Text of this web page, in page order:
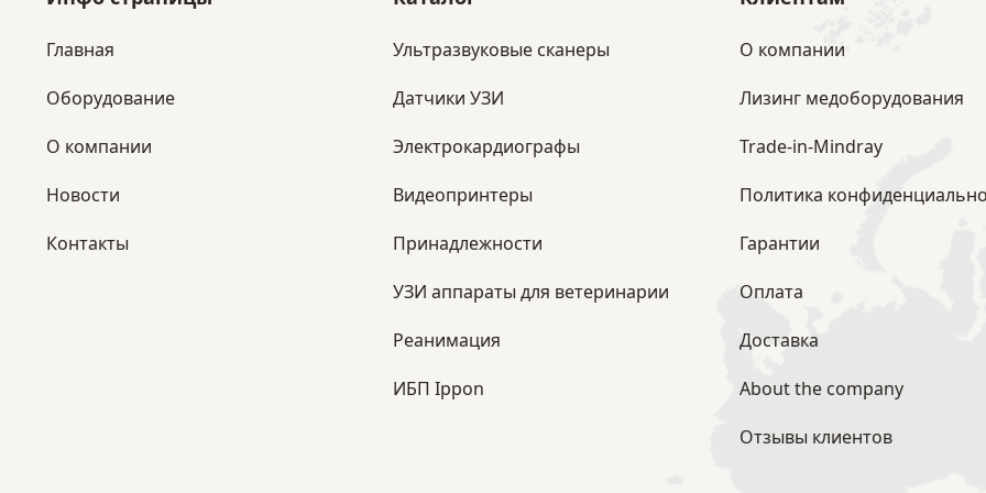
Главная
Оборудование
​О компании
Новости
Контакты
Ультразвуковые сканеры
Датчики УЗИ
Электрокардиографы
Видеопринтеры
Принадлежности
УЗИ аппараты для ветеринарии
Реанимация
ИБП Ippon
О компании
Лизинг медоборудования
Trade-in-Mindray
Политика
Гарантии
Оплата
Доставка
About the company
Отзывы клиентов